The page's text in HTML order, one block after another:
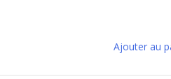
Ajouter au